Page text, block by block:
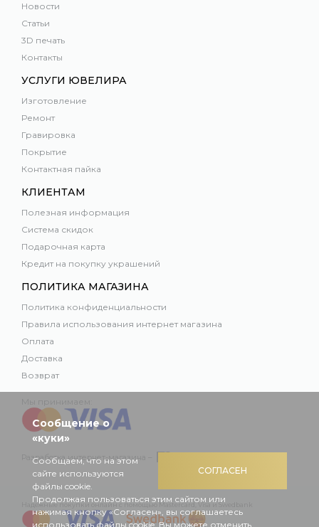
Новости
Статьи
3D печать
Контакты
УСЛУГИ ЮВЕЛИРА
Изготовление
Ремонт
Гравировка
Покрытие
Контактная пайка
КЛИЕНТАМ
Полезная информация
Система скидок
Подарочная карта
Кредит на покупку украшений
ПОЛИТИКА МАГАЗИНА
Политика конфиденциальности
Правила использования интернет магазина
Оплата
Доставка
Возврат
Разработка интернет-магазина –
Надежные покупки онлайн с помощью Mastercard, Visa и Swedbank
СОГЛАСЕН
Сообщение о
«куки»
Сообщаем, что на этом
сайте используются
файлы cookie.
Продолжая пользоваться этим сайтом или
нажимая кнопку «Согласен», вы соглашаетесь
использовать файлы cookie. Вы можете отменить